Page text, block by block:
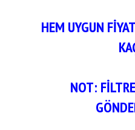
HEM UYGUN
NOT: